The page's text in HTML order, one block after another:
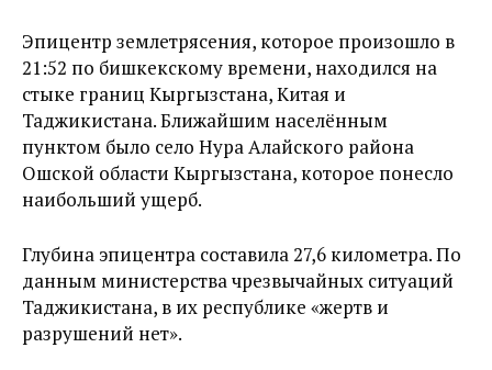
Эпицентр землетрясения, которое произошло в
21:52 по бишкекскому времени, находился на
стыке границ Кыргызстана, Китая и
Таджикистана. Ближайшим населённым
пунктом было село Нура Алайского района
Ошской области Кыргызстана, которое понесло
наибольший ущерб.
Глубина эпицентра составила 27,6 километра. По
данным министерства чрезвычайных ситуаций
Таджикистана, в их республике «жертв и
разрушений нет».